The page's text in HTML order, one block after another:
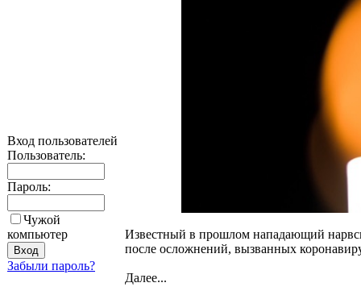
Вход пользователей
Пользователь:
Пароль:
Чужой
компьютер
Забыли пароль?
Известный в прошлом нападающий
после осложнений, вызванных
Далее...